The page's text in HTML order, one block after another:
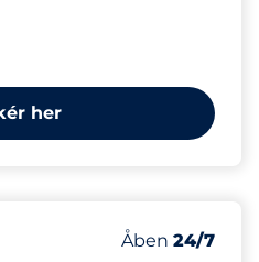
her
Antal
Antal pladser
68
Fredag
Åben 24/7